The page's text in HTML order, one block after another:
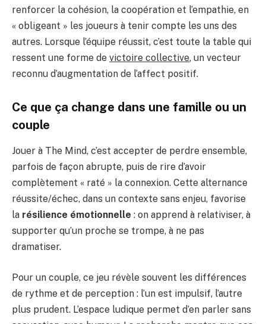
renforcer la cohésion, la coopération et l’empathie, en
« obligeant » les joueurs à tenir compte les uns des
autres. Lorsque l’équipe réussit, c’est toute la table qui
ressent une forme de victoire collective, un vecteur
reconnu d’augmentation de l’affect positif.
Ce que ça change dans une famille ou un
couple
Jouer à The Mind, c’est accepter de perdre ensemble,
parfois de façon abrupte, puis de rire d’avoir
complètement « raté » la connexion. Cette alternance
réussite/échec, dans un contexte sans enjeu, favorise
la résilience émotionnelle : on apprend à relativiser, à
supporter qu’un proche se trompe, à ne pas
dramatiser.
Pour un couple, ce jeu révèle souvent les différences
de rythme et de perception : l’un est impulsif, l’autre
plus prudent. L’espace ludique permet d’en parler sans